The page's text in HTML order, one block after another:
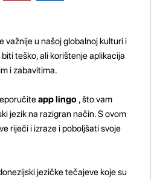
važnije u našoj globalnoj kulturi i
teško, ali korištenje aplikacija
i zabavitima.
app lingo , što vam
jezik na razigran način. S ovom
riječi i izraze i poboljšati svoje
jezičke tečajeve koje su